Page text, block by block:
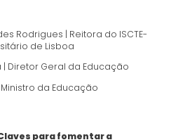
Rodrigues | Reitora do ISCTE-
de Lisboa
| Diretor Geral da Educação
Ministro da Educação
para fomentar a